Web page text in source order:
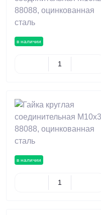
в наличии
в наличии